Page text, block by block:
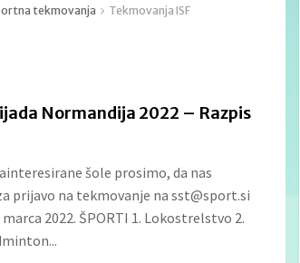
tekmovanja Tekmovanja ISF
Normandija 2022 – Razpis
šole prosimo, da nas
prijavo na tekmovanje na sst@sport.si
2022. ŠPORTI 1. Lokostrelstvo 2.